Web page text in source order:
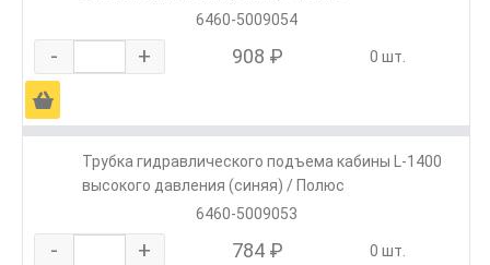
6460-5009054
- + 908 ₽ 0 шт.
Ä
Трубка гидравлического подъема кабины L-1400
высокого давления (синяя) / Полюс
6460-5009053
- + 784 ₽ 0 шт.